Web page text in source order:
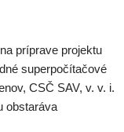
príprave projektu
superpočítačové
CSČ SAV, v. v. i.
obstaráva